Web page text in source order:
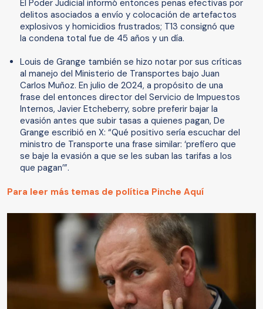
El Poder Judicial informó entonces penas efectivas por
delitos asociados a envío y colocación de artefactos
explosivos y homicidios frustrados; T13 consignó que
la condena total fue de 45 años y un día.
Louis de Grange también se hizo notar por sus críticas
al manejo del Ministerio de Transportes bajo Juan
Carlos Muñoz. En julio de 2024, a propósito de una
frase del entonces director del Servicio de Impuestos
Internos, Javier Etcheberry, sobre preferir bajar la
evasión antes que subir tasas a quienes pagan, De
Grange escribió en X: “Qué positivo sería escuchar del
ministro de Transporte una frase similar: ‘prefiero que
se baje la evasión a que se les suban las tarifas a los
que pagan’”.
Para leer más temas de política Pinche Aquí